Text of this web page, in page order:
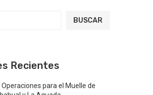
BUSCAR
Recientes
para el Muelle de